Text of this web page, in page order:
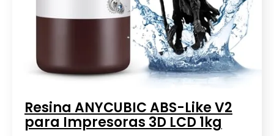
Resina ANYCUBIC ABS-Like V2
para Impresoras 3D LCD 1kg